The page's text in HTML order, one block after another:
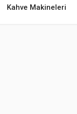
Kahve Makineleri